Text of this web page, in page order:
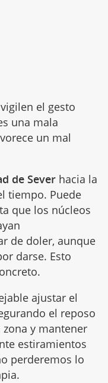
el gesto
una mala
un mal
de Severhacia la
tiempo. Puede
que los núcleos
de doler, aunque
darse. Esto
ajustar el
el reposo
y mantener
estiramientos
perderemos lo